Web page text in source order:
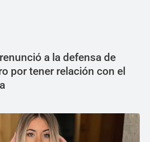
a la defensa de
por tener relación con el